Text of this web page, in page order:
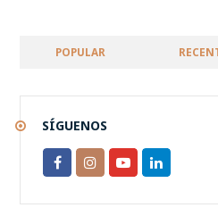
POPULAR
SÍGUENOS